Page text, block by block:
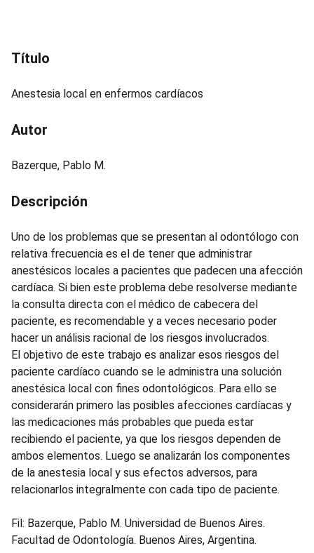
Título
Anestesia local en enfermos cardíacos
Autor
Bazerque, Pablo M.
Descripción
Uno de los problemas que se presentan al odontólogo con
relativa frecuencia es el de tener que administrar
anestésicos locales a pacientes que padecen una afección
cardíaca. Si bien este problema debe resolverse mediante
la consulta directa con el médico de cabecera del
paciente, es recomendable y a veces necesario poder
hacer un análisis racional de los riesgos involucrados.
El objetivo de este trabajo es analizar esos riesgos del
paciente cardíaco cuando se le administra una solución
anestésica local con fines odontológicos. Para ello se
considerarán primero las posibles afecciones cardíacas y
las medicaciones más probables que pueda estar
recibiendo el paciente, ya que los riesgos dependen de
ambos elementos. Luego se analizarán los componentes
de la anestesia local y sus efectos adversos, para
relacionarlos integralmente con cada tipo de paciente.
Fil: Bazerque, Pablo M. Universidad de Buenos Aires.
Facultad de Odontología. Buenos Aires, Argentina.